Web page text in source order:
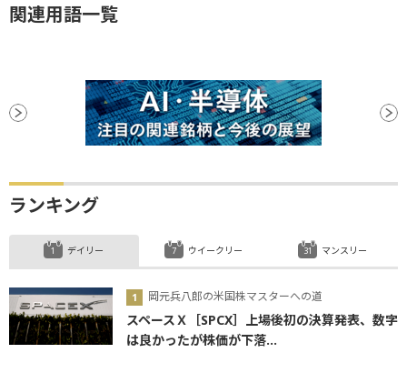
関連用語一覧
ランキング
デイリー
岡元兵八郎の米国株マスターへの道
スペースＸ［SPCX］上場後初の決算発表、数字
は良かったが株価が下落...
ウイークリー マンスリー